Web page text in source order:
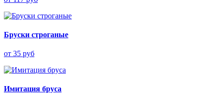
Бруски строганые
от 35 руб
Имитация бруса